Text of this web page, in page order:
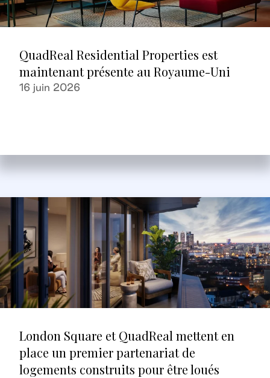
QuadReal Residential Properties est
maintenant présente au Royaume-Uni
16 juin 2026
London Square et QuadReal mettent en
place un premier partenariat de
logements construits pour être loués